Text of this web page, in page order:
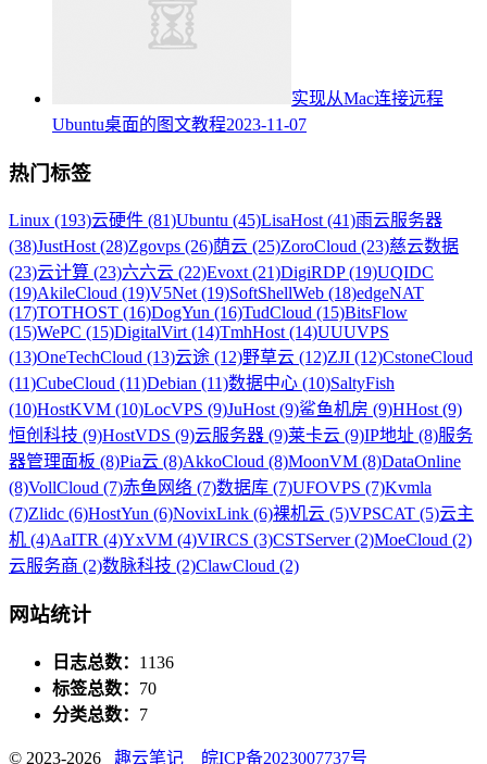
实现从Mac连接远程
Ubuntu桌面的图文教程2023-11-07
热门标签
Linux (193)云硬件 (81)Ubuntu (45)LisaHost (41)雨云服务器
(38)JustHost (28)Zgovps (26)荫云 (25)ZoroCloud (23)慈云数据
(23)云计算 (23)六六云 (22)Evoxt (21)DigiRDP (19)UQIDC
(19)AkileCloud (19)V5Net (19)SoftShellWeb (18)edgeNAT
(17)TOTHOST (16)DogYun (16)TudCloud (15)BitsFlow
(15)WePC (15)DigitalVirt (14)TmhHost (14)UUUVPS
(13)OneTechCloud (13)云途 (12)野草云 (12)ZJI (12)CstoneCloud
(11)CubeCloud (11)Debian (11)数据中心 (10)SaltyFish
(10)HostKVM (10)LocVPS (9)JuHost (9)鲨鱼机房 (9)HHost (9)
恒创科技 (9)HostVDS (9)云服务器 (9)莱卡云 (9)IP地址 (8)服务
器管理面板 (8)Pia云 (8)AkkoCloud (8)MoonVM (8)DataOnline
(8)VollCloud (7)赤鱼网络 (7)数据库 (7)UFOVPS (7)Kvmla
(7)Zlidc (6)HostYun (6)NovixLink (6)裸机云 (5)VPSCAT (5)云主
机 (4)AaITR (4)YxVM (4)VIRCS (3)CSTServer (2)MoeCloud (2)
云服务商 (2)数脉科技 (2)ClawCloud (2)
网站统计
日志总数： 1136
标签总数： 70
分类总数： 7
© 2023-2026 趣云笔记 皖ICP备2023007737号